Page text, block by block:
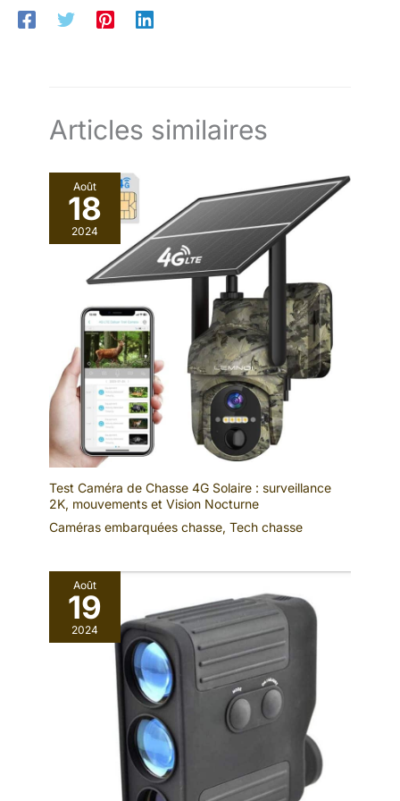
Articles similaires
Août
18
2024
Test Caméra de Chasse 4G Solaire : surveillance
2K, mouvements et Vision Nocturne
Caméras embarquées chasse, Tech chasse
Août
19
2024